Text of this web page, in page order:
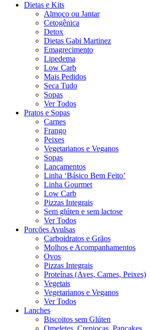
Dietas e Kits
Almoço ou Jantar
Cetogênica
Detox
Dietas Gabi Martinez
Emagrecimento
Lipedema
Low Carb
Mais Pedidos
Seca Tudo
Sopas
Ver Todos
Pratos e Sopas
Carnes
Frango
Peixes
Vegetarianos e Veganos
Sopas
Lançamentos
Linha ‘Básico Bem Feito’
Linha Gourmet
Low Carb
Pizzas Integrais
Sem glúten e sem lactose
Ver Todos
Porções Avulsas
Carboidratos e Grãos
Molhos e Acompanhamentos
Ovos
Pizzas Integrais
Proteínas (Aves, Carnes, Peixes)
Vegetais
Vegetarianos e Veganos
Ver Todos
Lanches
Biscoitos sem Glúten